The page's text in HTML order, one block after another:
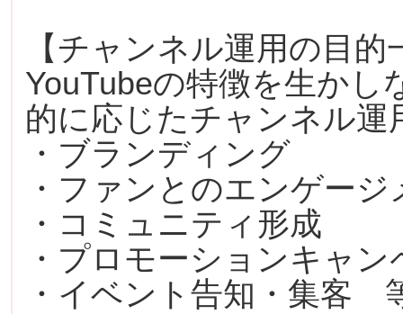
【チャンネル運用の目的
YouTubeの特徴を生か
的に応じたチャンネル
・ブランディング
・ファンとのエンゲー
・コミュニティ形成
・プロモーションキャン
・イベント告知・集客